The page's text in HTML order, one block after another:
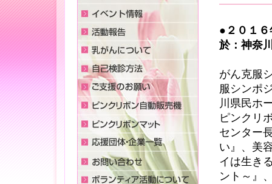
●２０１
於：神奈
がん克服
服シンポ
川県民ホ
ピンクリ
センター
い』、美
イは生き
ント～』